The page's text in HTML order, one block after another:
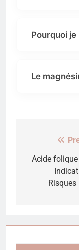
Pourquoi
Le
de
l’article
Acide
Risques